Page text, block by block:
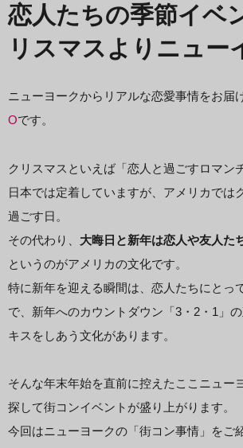
恋人たちの季節イベ
リスマスよりニュー
ニューヨークからリアルな恋愛事情をお届
Oです。
クリスマスといえば「恋人と過ごすロマン
日本では定着していますが、アメリカでは
過ごす日。
その代わり、 大晦日と新年は恋人や友人た
というのがアメリカの文化です。
特に新年を迎える瞬間は、恋人たちにとっ
で、新年へのカウントダウン「3・2・1」
キスをしあう文化があります。
そんな年末年始を直前に控えたここニュー
探して街コンイベントが盛り上がります。
今回はニューヨークの「街コン事情」をご